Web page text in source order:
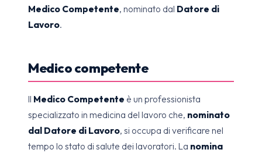
Medico Competente, nominato dal Datore di
Lavoro.
Medico competente
Il Medico Competente è un professionista
specializzato in medicina del lavoro che, nominato
dal Datore di Lavoro, si occupa di verificare nel
tempo lo stato di salute dei lavoratori. La nomina